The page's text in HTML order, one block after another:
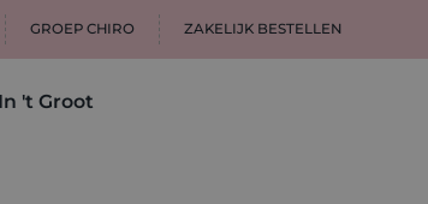
GROEP CHIRO ZAKELIJK BESTELLEN
In 't Groot